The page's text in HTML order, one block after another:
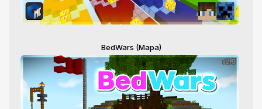
BedWars (Mapa)